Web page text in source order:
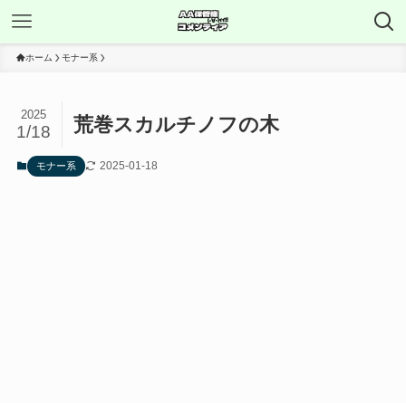
ホーム モナー系
荒巻スカルチノフの木
2025
1/18
モナー系 2025-01-18